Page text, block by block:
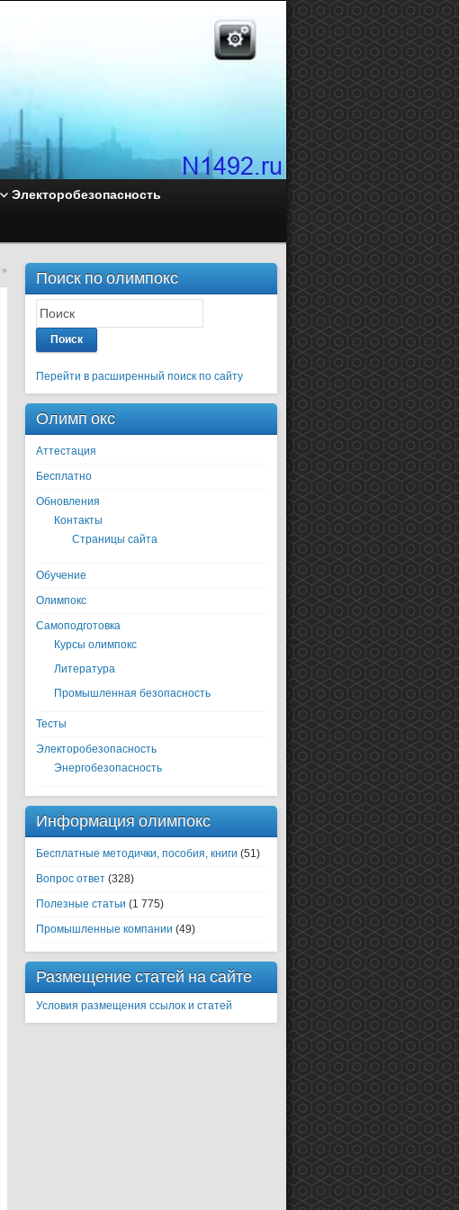
Электоробезопасность
» Поиск по олимпокс
Поиск
Перейти в расширенный поиск по сайту
Олимп окс
Аттестация
Бесплатно
Обновления
Контакты
Страницы сайта
Обучение
Олимпокс
Самоподготовка
Курсы олимпокс
Литература
Промышленная безопасность
Тесты
Электоробезопасность
Энергобезопасность
Информация олимпокс
Бесплатные методички, пособия, книги (51)
Вопрос ответ (328)
Полезные статьи (1 775)
Промышленные компании (49)
Размещение статей на сайте
Условия размещения ссылок и статей